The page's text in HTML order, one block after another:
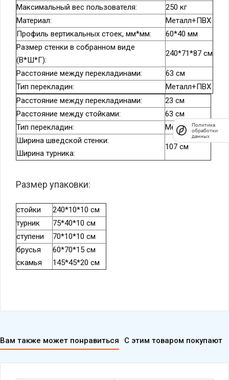
Максимальный вес пользователя:
250 кг
Материал:
Металл+ПВХ
Профиль вертикальных стоек, мм*мм:
60*40 мм
Размер стенки в собранном виде
(В*Ш*Г):
240*71*87 см
Расстояние между перекладинами:
63 см
Тип перекладин:
Металл+ПВХ
Расстояние между перекладинами: 23 см
Расстояние между стойками:
63 см
Тип перекладин:
Металл+ПВХ
Ширина шведской стенки:
Ширина турника:
107 см
Размер упаковки:
стойки
240*10*10 см
турник
75*40*10 см
ступени
70*10*10 см
брусья
скамья
60*70*15 см
145*45*20 см
Вам также может понравиться С этим товаром покупают
Политика
обработки
данных